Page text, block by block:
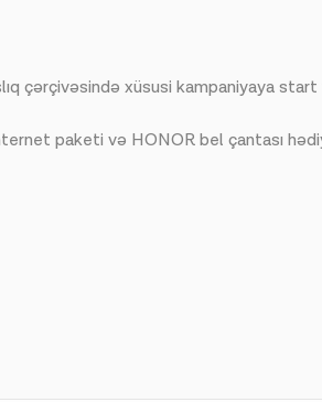
çərçivəsində xüsusi kampaniyaya start
paketi və HONOR bel çantası